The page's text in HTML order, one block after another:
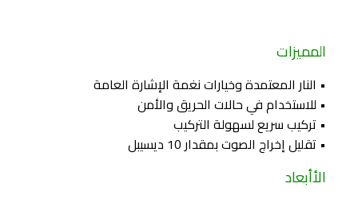
المميزات
• النار المعتمدة وخيارات نغمة الإشارة العامة
• للاستخدام في حالات الحريق والأمن
• تركيب سريع لسهولة التركيب
• تقليل إخراج الصوت بمقدار 10 ديسيبل
الأأبعاد